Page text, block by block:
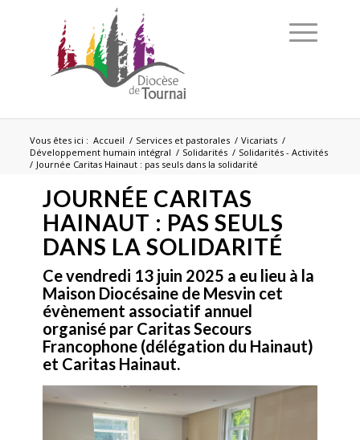
Vous êtes ici : Accueil / Services et pastorales / Vicariats /
Développement humain intégral / Solidarités / Solidarités - Activités
/ Journée Caritas Hainaut : pas seuls dans la solidarité
JOURNÉE CARITAS
HAINAUT : PAS SEULS
DANS LA SOLIDARITÉ
Ce vendredi 13 juin 2025 a eu lieu à la
Maison Diocésaine de Mesvin cet
évènement associatif annuel
organisé par Caritas Secours
Francophone (délégation du Hainaut)
et Caritas Hainaut.